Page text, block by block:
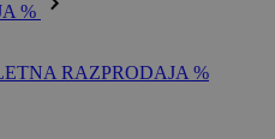
%
RAZPRODAJA %